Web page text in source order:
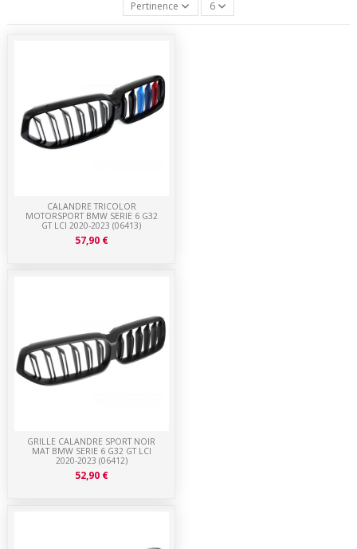
Pertinence 6
GRILLE CALANDRE SPORT NOIR
MAT BMW SERIE 6 G32 GT LCI
2020-2023 (06412)
52,90 €
CALANDRE TRICOLOR
MOTORSPORT BMW SERIE 6 G32
GT LCI 2020-2023 (06413)
57,90 €